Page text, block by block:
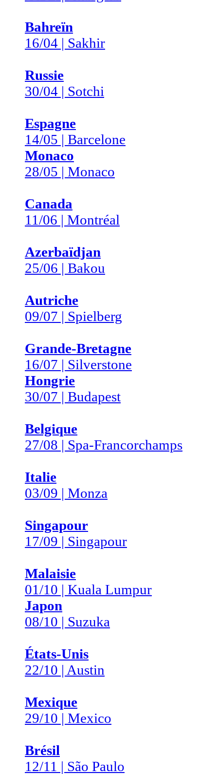
Bahreïn
16/04 | Sakhir
Russie
30/04 | Sotchi
Espagne
14/05 | Barcelone
Monaco
28/05 | Monaco
Canada
11/06 | Montréal
Azerbaïdjan
25/06 | Bakou
Autriche
09/07 | Spielberg
Grande-Bretagne
16/07 | Silverstone
Hongrie
30/07 | Budapest
Belgique
27/08 | Spa-Francorchamps
Italie
03/09 | Monza
Singapour
17/09 | Singapour
Malaisie
01/10 | Kuala Lumpur
Japon
08/10 | Suzuka
États-Unis
22/10 | Austin
Mexique
29/10 | Mexico
Brésil
12/11 | São Paulo